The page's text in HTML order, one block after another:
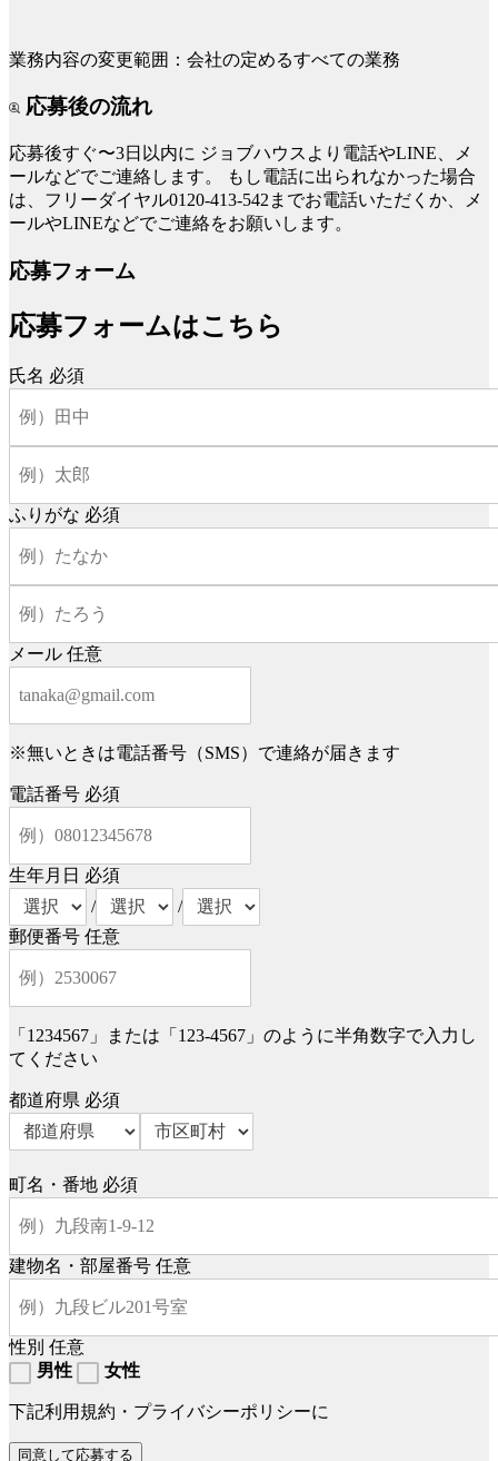
業務内容の変更範囲：会社の定めるすべての業務
応募後の流れ
応募後すぐ〜3日以内に ジョブハウスより電話やLINE、メ
ールなどでご連絡します。
もし電話に出られなかった場合
は、フリーダイヤル0120-413-542までお電話いただくか、メ
ールやLINEなどでご連絡をお願いします。
応募フォーム
応募フォームはこちら
氏名 必須
ふりがな 必須
メール 任意
※無いときは電話番号（SMS）で連絡が届きます
電話番号 必須
生年月日 必須
/
/
郵便番号 任意
「1234567」または「123-4567」のように半角数字で入力し
てください
都道府県 必須
町名・番地 必須
建物名・部屋番号 任意
性別 任意
男性
女性
下記利用規約・プライバシーポリシーに